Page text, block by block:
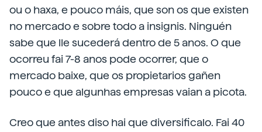
ou o haxa, e pouco máis, que son os que existen
no mercado e sobre todo a insignis. Ninguén
sabe que lle sucederá dentro de 5 anos. O que
ocorreu fai 7-8 anos pode ocorrer, que o
mercado baixe, que os propietarios gañen
pouco e que algunhas empresas vaian a picota.
Creo que antes diso hai que diversificalo. Fai 40